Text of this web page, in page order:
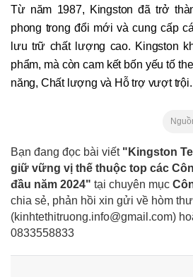
Từ năm 1987, Kingston đã trở
phong trong đổi mới và cung cấp
lưu trữ chất lượng cao. Kingston
phẩm, mà còn cam kết bốn yếu tố
năng, Chất lượng và Hỗ trợ vượt trội.
Bạn đang đọc bài viết "Kingston
giữ vững vị thế thuộc top các
đầu năm 2024" tại chuyên mục
chia sẻ, phản hồi xin gửi về hòm thư
(kinhtethitruong.info@gmail.com)
0833558833